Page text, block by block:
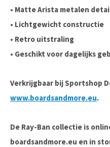
• Matte Arista metalen
• Lichtgewicht constructie
• Retro uitstraling
• Geschikt voor dagelijks
Verkrijgbaar bij Sportshop
www.boardsandmore.eu.
De Ray-Ban collectie is
boardsandmore.eu en in